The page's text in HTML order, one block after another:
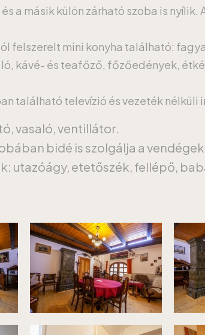
a másik külön zárható szoba is
felszerelt mini konyha található:
kávé- és teafőző, főzőedények,
található televízió és vezeték nélküli
vasaló, ventillátor.
bidé is szolgálja a
utazóágy, etetőszék, fellépő,